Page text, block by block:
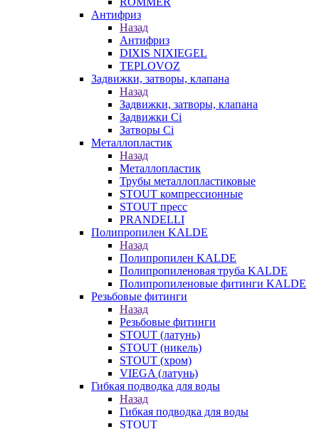
Антифриз
Назад
Антифриз
DIXIS NIXIEGEL
TEPLOVOZ
Задвижки, затворы, клапана
Назад
Задвижки, затворы, клапана
Задвижки Ci
Затворы Ci
Металлопластик
Назад
Металлопластик
Трубы металлопластиковые
STOUT компрессионные
STOUT пресс
PRANDELLI
Полипропилен KALDE
Назад
Полипропилен KALDE
Полипропиленовая труба KALDE
Полипропиленовые фитинги KALDE
Резьбовые фитинги
Назад
Резьбовые фитинги
STOUT (латунь)
STOUT (никель)
STOUT (хром)
VIEGA (латунь)
Гибкая подводка для воды
Назад
Гибкая подводка для воды
STOUT